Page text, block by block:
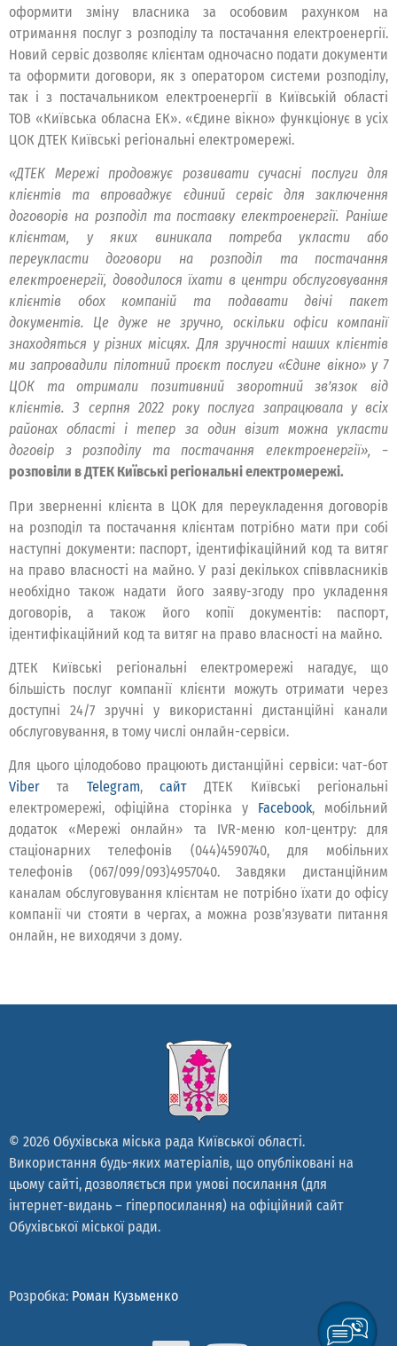
оформити зміну власника за особовим рахунком на
отримання послуг з розподілу та постачання електроенергії.
Новий сервіс дозволяє клієнтам одночасно подати документи
та оформити договори, як з оператором системи розподілу,
так і з постачальником електроенергії в Київській області
ТОВ «Київська обласна ЕК». «Єдине вікно» функціонує в усіх
ЦОК ДТЕК Київські регіональні електромережі.
«ДТЕК Мережі продовжує розвивати сучасні послуги для
клієнтів та впроваджує єдиний сервіс для заключення
договорів на розподіл та поставку електроенергії. Раніше
клієнтам, у яких виникала потреба укласти або
переукласти договори на розподіл та постачання
електроенергії, доводилося їхати в центри обслуговування
клієнтів обох компаній та подавати двічі пакет
документів. Це дуже не зручно, оскільки офіси компанії
знаходяться у різних місцях. Для зручності наших клієнтів
ми запровадили пілотний проєкт послуги «Єдине вікно» у 7
ЦОК та отримали позитивний зворотний зв’язок від
клієнтів. З серпня 2022 року послуга запрацювала у всіх
районах області і тепер за один візит можна укласти
договір з розподілу та постачання електроенергії», −
розповіли в ДТЕК Київські регіональні електромережі.
При зверненні клієнта в ЦОК для переукладення договорів
на розподіл та постачання клієнтам потрібно мати при собі
наступні документи: паспорт, ідентифікаційний код та витяг
на право власності на майно. У разі декількох співвласників
необхідно також надати його заяву-згоду про укладення
договорів, а також його копії документів: паспорт,
ідентифікаційний код та витяг на право власності на майно.
ДТЕК Київські регіональні електромережі нагадує, що
більшість послуг компанії клієнти можуть отримати через
доступні 24/7 зручні у використанні дистанційні канали
обслуговування, в тому числі онлайн-сервіси.
Для цього цілодобово працюють дистанційні сервіси: чат-бот
Viber та Telegram,сайт ДТЕК Київські регіональні
електромережі, офіційна сторінка у Facebook, мобільний
додаток «Мережі онлайн» та IVR-меню кол-центру: для
стаціонарних телефонів (044)4590740, для мобільних
телефонів (067/099/093)4957040. Завдяки дистанційним
каналам обслуговування клієнтам не потрібно їхати до офісу
компанії чи стояти в чергах, а можна розв’язувати питання
онлайн, не виходячи з дому.
© 2026 Обухівська міська рада Київської області.
Використання будь-яких матеріалів, що опубліковані на
цьому сайті, дозволяється при умові посилання (для
інтернет-видань – гіперпосилання) на офіційний сайт
Обухівської міської ради.
Розробка: Роман Кузьменко